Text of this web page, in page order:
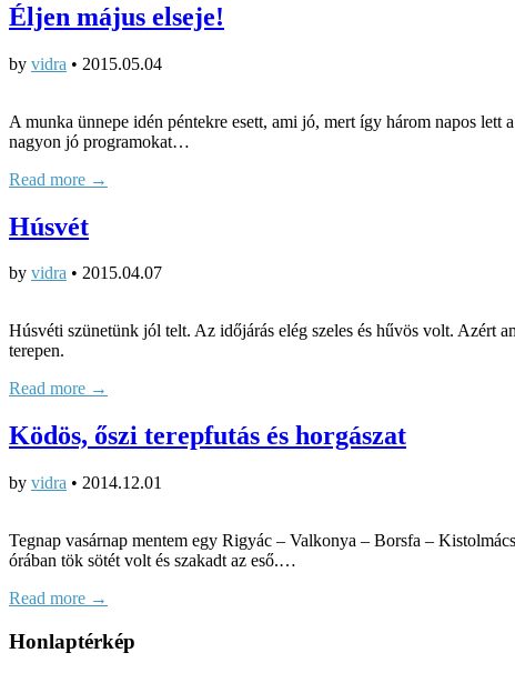
Éljen május elseje!
by vidra • 2015.05.04
A munka ünnepe idén péntekre esett, ami jó, mert így három napos
nagyon jó programokat…
Read more →
Húsvét
by vidra • 2015.04.07
Húsvéti szünetünk jól telt. Az időjárás elég szeles és hűvös volt. Azért
terepen.
Read more →
Ködös, őszi terepfutás és horgászat
by vidra • 2014.12.01
Tegnap vasárnap mentem egy Rigyác – Valkonya – Borsfa –
órában tök sötét volt és szakadt az eső.…
Read more →
Honlaptérkép